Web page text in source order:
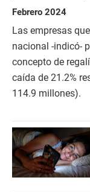
Febrero 2024
Las empresas
nacional -indicó-
concepto de
caída de 21.2%
114.9 millones).